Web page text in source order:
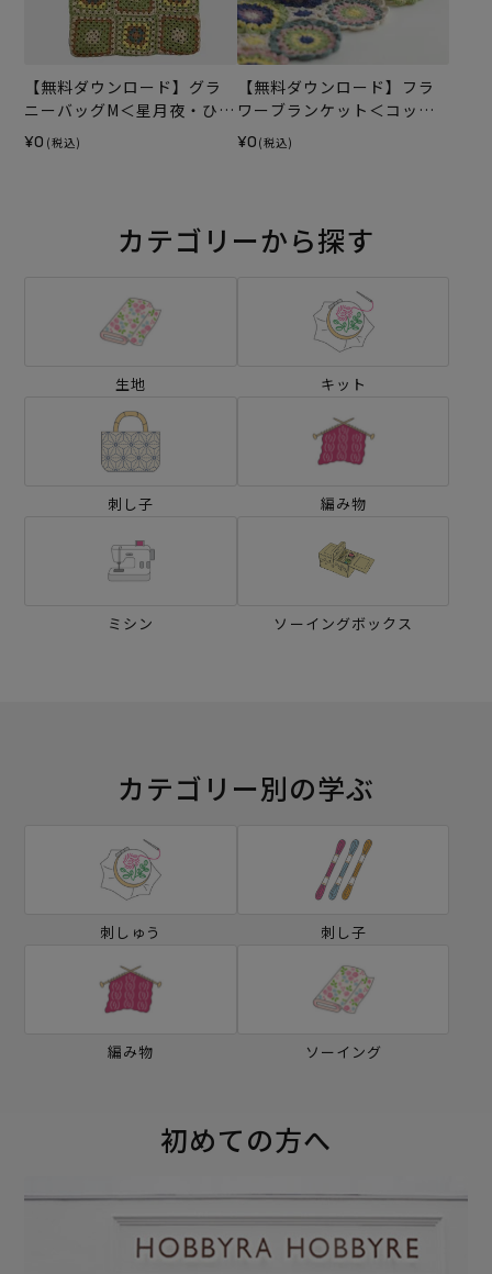
【無料ダウンロード】グラ
ニーバッグM＜星月夜・ひま
わり＞（レシピ）
¥0 (税込)
【無料ダウンロード】フラ
ワーブランケット＜コット
ンシェリー＞（レシピ）
¥0 (税込)
カテゴリーから探す
生地 キット
刺し子 編み物
ミシン ソーイングボックス
カテゴリー別の学ぶ
刺しゅう 刺し子
編み物 ソーイング
初めての方へ